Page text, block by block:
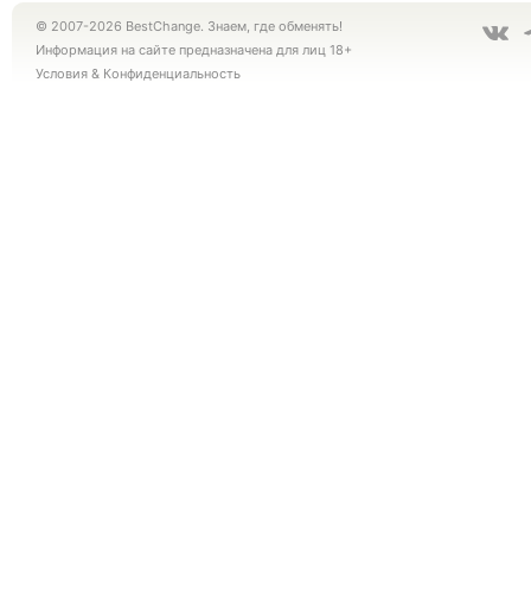
© 2007-2026 BestChange. Знаем, где обменять!
Информация на сайте предназначена для лиц 18+
Условия & Конфиденциальность